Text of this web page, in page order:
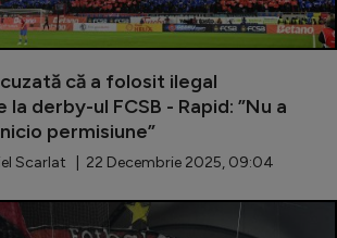
în cont
cont
că a folosit ilegal
derby-ul FCSB - Rapid: ”Nu a
permisiune”
Scarlat | 22 Decembrie 2025, 09:04